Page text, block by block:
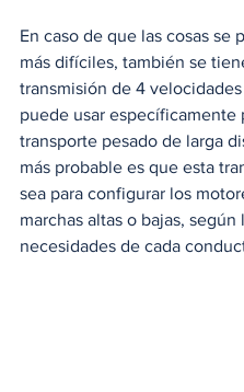
En caso de que las cosas se
más difíciles, también se
transmisión de 4
puede usar específicamente
transporte pesado de larga
más probable es que esta
sea para configurar los
marchas altas o bajas, según
necesidades de cada